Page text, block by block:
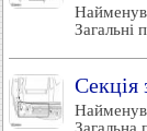
Загальні
Секція